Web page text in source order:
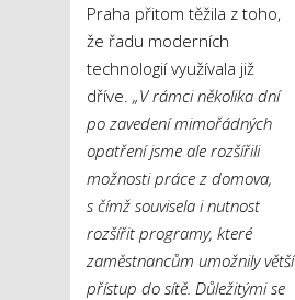
Praha přitom těžila z toho,
že řadu moderních
technologií využívala již
dříve. „V rámci několika dní
po zavedení mimořádných
opatření jsme ale rozšířili
možnosti práce z domova,
s čímž souvisela i nutnost
rozšířit programy, které
zaměstnancům umožnily větší
přístup do sítě. Důležitými se